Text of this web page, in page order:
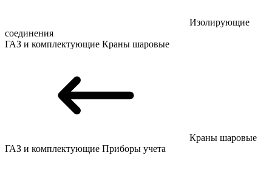
Изолирующие
соединения
ГАЗ и комплектующие Краны шаровые
Краны шаровые
ГАЗ и комплектующие Приборы учета